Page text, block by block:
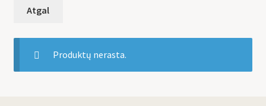
Profilis
Produktų nerasta.